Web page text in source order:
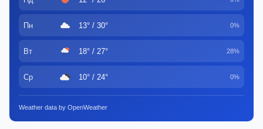
Пн 13° / 30° 0%
Вт 18° / 27° 28%
Ср 10° / 24° 0%
Weather data by OpenWeather